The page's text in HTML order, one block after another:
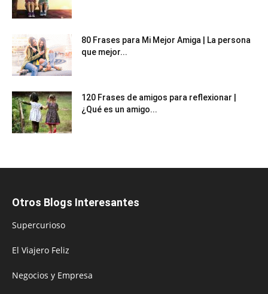
80 Frases para Mi Mejor Amiga | La persona
que mejor...
120 Frases de amigos para reflexionar |
¿Qué es un amigo...
Otros Blogs Interesantes
Supercurioso
El Viajero Feliz
Negocios y Empresa